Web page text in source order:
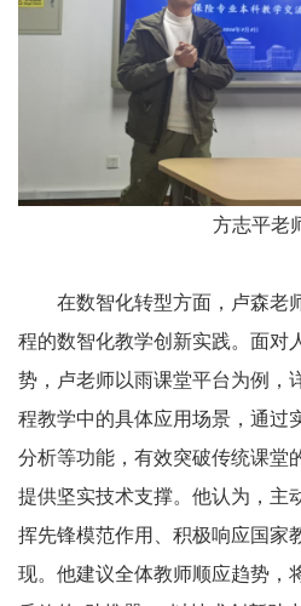
方志平老
在数智化转型方面，卢森老
程的数智化教学创新实践。面对
势，卢老师以雨课堂平台为例，
程教学中的具体应用场景，通过
分析等功能，有效突破传统课堂
提供坚实技术支撑。他认为，主
挥先锋模范作用、积极响应国家
现。他建议全体教师顺应趋势，